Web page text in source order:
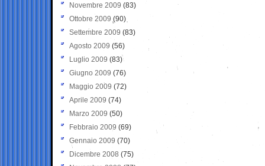
Novembre 2009 (83)
Ottobre 2009 (90)
Settembre 2009 (83)
Agosto 2009 (56)
Luglio 2009 (83)
Giugno 2009 (76)
Maggio 2009 (72)
Aprile 2009 (74)
Marzo 2009 (50)
Febbraio 2009 (69)
Gennaio 2009 (70)
Dicembre 2008 (75)